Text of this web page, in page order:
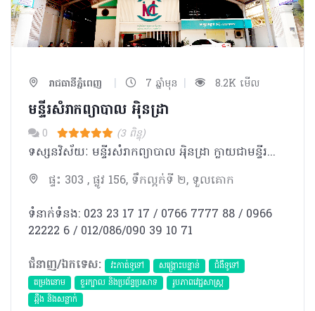
រាជធានីភ្នំពេញ | 7 ឆ្នាំមុន | 8.2K មើល
មន្ទីរសំរាកព្យាបាល អុិនដ្រា
0 (3 ពិន្ទុ)
ទស្សនវិស័យៈ មន្ទីរសំរាកព្យាបាល អុិនដ្រា ក្លាយជាមន្ទីរពេទ្យ ជំរើសដ៏ល្អបំផុត ប្រកបដោយទំនុកចិត្ត សំរាប់ប្រជាជនកម្ពុជា និងជនបរទេស។ បេសកកម្មៈ មន្ទីរសំរាកព្យាបាល អុិនដ្រា ខិតខំប្រឹងប្រែងដើម្បីផ្ដល់នូវ ការថែទាំនិងការព្យាបាល ដែលមានគុណភាពអន្តរជាតិ ដោយក្រុម គ្រូពេទ្យជំនាញ ជាមួយសេវាកម្មល្អឥតខ្ចោះ សម្រាប់បំពេញសេចក្តីត្រូវការរបស់អតិថិជន ។ ការប្តេជ្ញាចិត្តរបស់យើងមានដូចខាងក្រោម: - ផ្ដល់នូវសេវាវេជ្ជសាស្រ្តដែលមានគុណភាពខ្ពស់ដោយគោរពបានតាមបទដ្ឋានអន្តរជាតិ។ -ប្រកាន់ខ្ជាប់នូវតម្លៃនិងក្រមសីលធម៍ វេជ្ជសាស្ត្រ និងសិល្បៈនៃការព្យាបាល ប្រើប្រាស់នូវបច្ចេកវិទ្យាខ្ពស់បំផុត រួមជាមួយនិងឧបករណ៍វេជ្ជសាស្រ្ត ទំនើបទាន់សម័យ។ -អភិវឌ្ឍន៍ចំណេះដឹងវេជ្ជសាស្ត្របន្ថែមដោយការចូលរួមវគ្គបណ្តុះបណ្តាលវេជ្ជសាស្រ្តបន្ត និងការចូលលរួម សិក្ខាសាលា ឬសន្និសិទក្នុងតំបន់ និងអន្ដរជាតិ។ -លើកតម្កើងនិងកែលំអរគុណភាពនៃជីវិតនិងការថែទាំដល់អ្នកជំងឺរបស់យើងនៅទូទាំងប្រទេសកម្ពុជា។
ផ្ទះ 303 , ផ្លូវ 156, ទឹកល្អក់ទី ២, ទួលគោក
ទំនាក់ទំនង: 023 23 17 17 / 0766 7777 88 / 0966
22222 6 / 012/086/090 39 10 71
ជំនាញ/ឯកទេស:
វះកាត់ទូទៅ សង្គ្រោះបន្ទាន់
ជំងឺទូទៅ
តម្រងនោម
ខួរក្បាល និងប្រព័ន្ធប្រសាទ
​រូបភាពវេជ្ជសាស្រ្ត
ឆ្អឹង និងសន្លាក់